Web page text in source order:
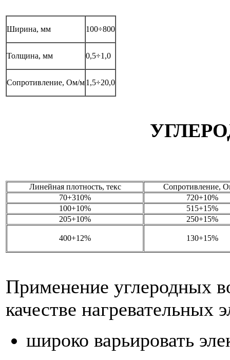
Ширина, мм 100÷800
Толщина, мм 0,5÷1,0
Сопротивление, Ом/м1,5÷20,0
Линейная плотность, текс
Сопротивление,
70+310%
720+10%
100+10%
515+15%
205+10%
250+15%
400+12% 130+15%
Применение углеродных
качестве нагревательных
широко варьировать